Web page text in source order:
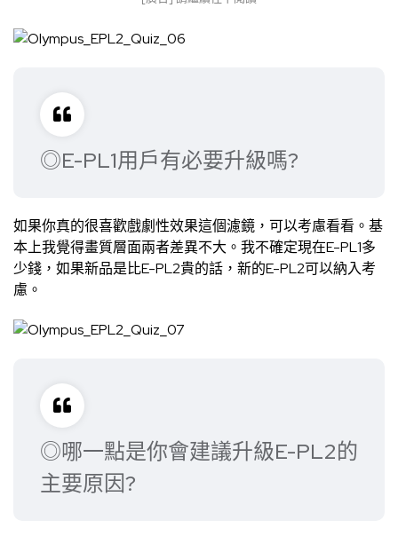
◎E-PL1用戶有必要升級嗎?
如果你真的很喜歡戲劇性效果這個濾鏡，可以考慮看看。基
本上我覺得畫質層面兩者差異不大。我不確定現在E-PL1多
少錢，如果新品是比E-PL2貴的話，新的E-PL2可以納入考
慮。
◎哪一點是你會建議升級E-PL2的
主要原因?